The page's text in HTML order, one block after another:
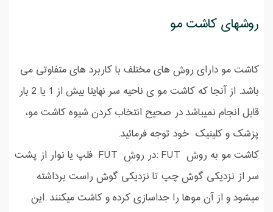
روشهای کاشت مو
کاشت مو دارای روش های مختلف با کاربرد های متفاوتی می
باشد. از آنجا که کاشت مو ی ناحیه سر نهایتا بیش از 1 یا 2 بار
قابل انجام نمیباشد در صحیح انتخاب کردن شیوه کاشت مو،
پزشک و کلینیک خود توجه فرمائید.
کاشت مو به روش FUT :در روش FUT فلپ یا نوار از پشت
سر از نزدیکی گوش چپ تا نزدیکی گوش راست برداشته
میشود و از آن موها را جداسازی کرده و کاشت میکنند .این